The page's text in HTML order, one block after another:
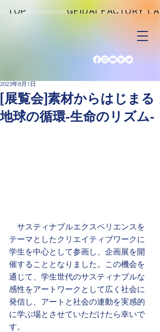
TOP GEIDAI FACTORY
[展覧会]素材からはじまる
地球の循環‐生命のリズム‐
2023年8月1日
サスティナブルエクスペリエンスを
テーマとしたクリエイティブワークに
学生を中心として参画し、企画展を開
催することとなりました。この機会を
通じて、学生世代のサスティナブルな
感性をアートワークとして広く社会に
発信し、アートと社会の連動を実感的
に学ぶ場とさせていただけたら幸いで
す。